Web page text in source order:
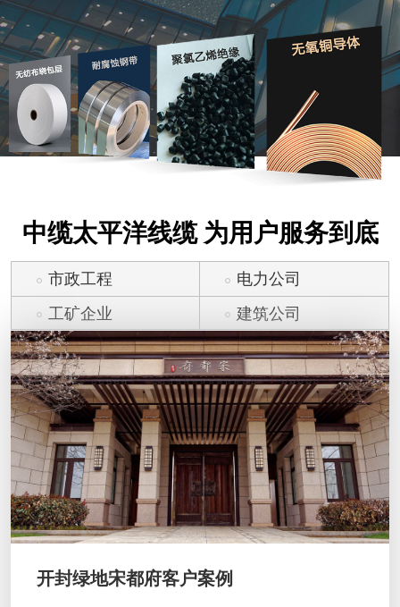
中缆太平洋线缆 为用户服务到底
市政工程
电力公司
工矿企业
建筑公司
开封绿地宋都府客户案例